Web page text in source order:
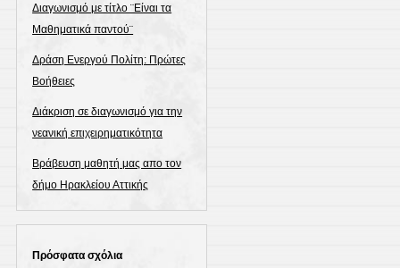
Διαγωνισμό με τίτλο ¨Είναι τα
Μαθηματικά παντού¨
Δράση Ενεργού Πολίτη: Πρώτες
Βοήθειες
Διάκριση σε διαγωνισμό για την
νεανική επιχειρηματικότητα
Βράβευση μαθητή μας απο τον
δήμο Ηρακλείου Αττικής
Πρόσφατα σχόλια